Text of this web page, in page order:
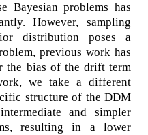
Bayesian problems has
However, sampling
distribution poses a
previous work has
the bias of the drift term
we take a different
structure of the DDM
and simpler
resulting in a lower